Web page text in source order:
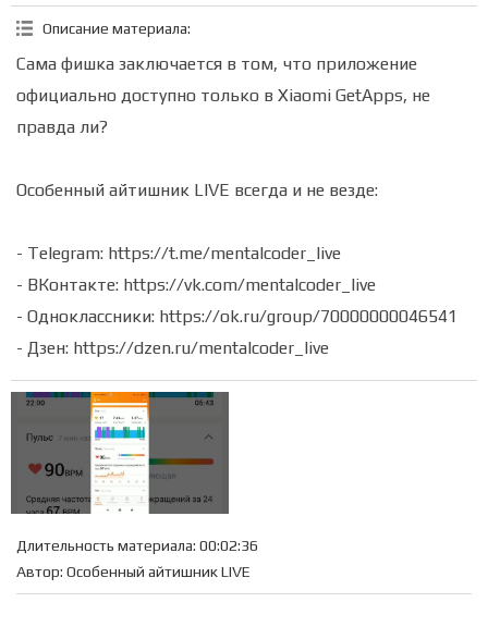
Описание материала:
Сама фишка заключается в том, что приложение
официально доступно только в Xiaomi GetApps, не
правда ли?
Особенный айтишник LIVE всегда и не везде:
- Telegram: https://t.me/mentalcoder_live
- ВКонтакте: https://vk.com/mentalcoder_live
- Одноклассники: https://ok.ru/group/70000000046541
- Дзен: https://dzen.ru/mentalcoder_live
Длительность материала: 00:02:36
Автор: Особенный айтишник LIVE